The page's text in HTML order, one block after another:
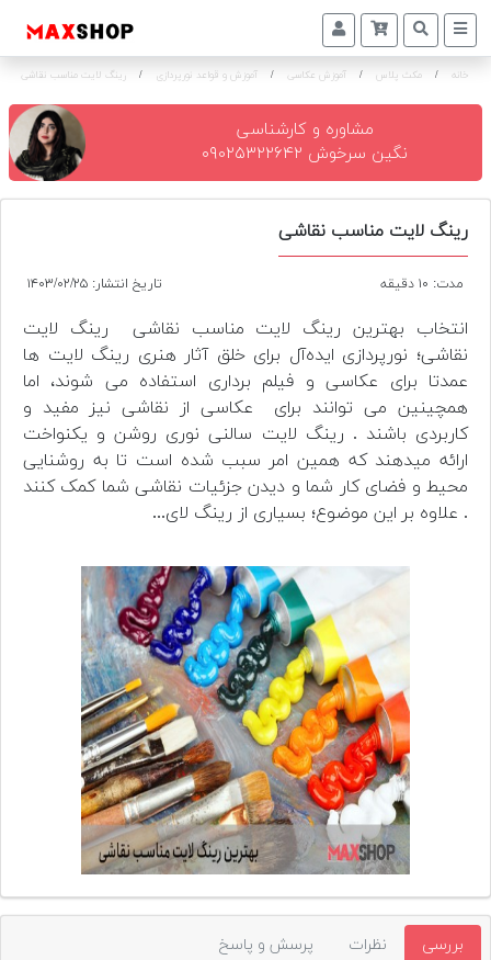
دوربین
و
تجهیزات
و
اکسسوری
دست
خرید
اقساطی
اجاره
دوربین
و
تجهیزات
خانه / مکث پلاس / آموزش عکاسی / آموزش و قواعد نورپردازی / رینگ لایت مناسب نقاشی
مشاوره و کارشناسی
نگین سرخوش ۰۹۰۲۵۳۲۲۶۴۲
رینگ لایت مناسب نقاشی
مدت: ۱۰ دقیقه تاریخ انتشار: ۱۴۰۳/۰۲/۲۵
انتخاب بهترین رینگ لایت مناسب نقاشی رینگ لایت
نقاشی؛ نورپردازی ایده‌آل برای خلق آثار هنری رینگ لایت ها
عمدتا برای عکاسی و فیلم برداری استفاده می شوند، اما
همچینین می توانند برای عکاسی از نقاشی نیز مفید و
کاربردی باشند . رینگ لایت سالنی نوری روشن و یکنواخت
ارائه میدهند که همین امر سبب شده است تا به روشنایی
محیط و فضای کار شما و دیدن جزئیات نقاشی شما کمک کنند
. علاوه بر این موضوع؛ بسیاری از رینگ لای...
بررسی نظرات پرسش و پاسخ